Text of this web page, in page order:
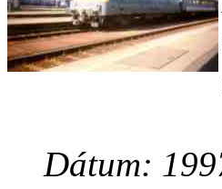
Dátum: